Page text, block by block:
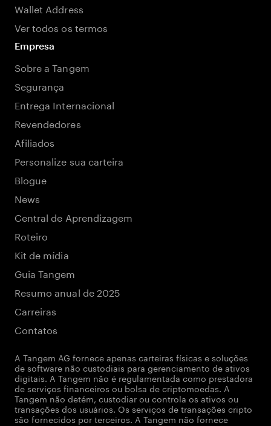
Wallet Address
Ver todos os termos
Empresa
Sobre a Tangem
Segurança
Entrega Internacional
Revendedores
Afiliados
Personalize sua carteira
Blogue
News
Central de Aprendizagem
Roteiro
Kit de mídia
Guia Tangem
Resumo anual de 2025
Carreiras
Contatos
A Tangem AG fornece apenas carteiras físicas e soluções
de software não custodiais para gerenciamento de ativos
digitais. A Tangem não é regulamentada como prestadora
de serviços financeiros ou bolsa de criptomoedas. A
Tangem não detém, custodiar ou controla os ativos ou
transações dos usuários. Os serviços de transações cripto
são fornecidos por terceiros. A Tangem não fornece